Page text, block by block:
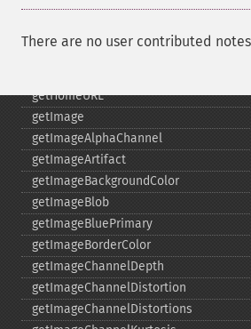
There are no user contributed
getFilename
getHomeURL
getImage
getImageAlphaChannel
getImageArtifact
getImageBackgroundColor
getImageBlob
getImageBluePrimary
getImageBorderColor
getImageChannelDepth
getImageChannelDistortion
getImageChannelDistortions